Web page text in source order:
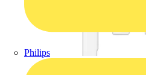
Philips